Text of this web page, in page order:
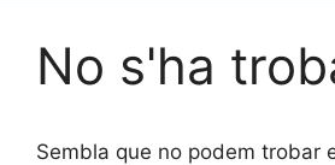
No s'ha
Sembla que no podem trobar